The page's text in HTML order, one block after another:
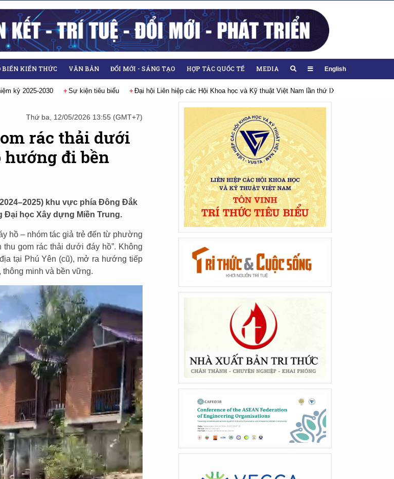
BIẾN KIẾN THỨC VĂN BẢN ĐỔI MỚI - SÁNG TẠO HỢP TÁC QUỐC TẾ MEDIA English
hiệp các Hội Khoa học và Kỹ thuật Việt Nam lần thứ IX, nhiệm kỳ 2026-2031 Hướng tới Đại hội lần thứ XIV của Đảng
Thứ ba, 12/05/2026 13:55 (GMT+7)
rác thải dưới
đi bền
khu vực phía Đông Đắk
Đại học Xây dựng Miền Trung.
hồ – nhóm tác giả trẻ đến từ phường
gom rác thải dưới đáy hồ”. Không
tại Phú Yên (cũ), mở ra hướng tiếp
minh và bền vững.